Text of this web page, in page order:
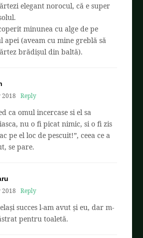
elegant norocul, că e super
minunea cu alge de pe
apei (aveam cu mine greblă să
brădișul din baltă).
2018
Reply
ca omul incercase si el sa
nu o fi picat nimic, si o fi zis
pe el loc de pescuit!”, ceea ce a
se pare.
2018
Reply
succes l-am avut și eu, dar m-
pentru toaletă.